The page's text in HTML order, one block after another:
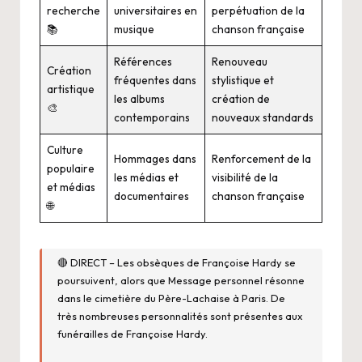
recherche
📚
universitaires en
musique
perpétuation de la
chanson française
Création
artistique
🎨
Références
fréquentes dans
les albums
contemporains
Renouveau
stylistique et
création de
nouveaux standards
Culture
populaire
et médias
🌐
Hommages dans
les médias et
documentaires
Renforcement de la
visibilité de la
chanson française
🔴 DIRECT – Les obsèques de Françoise Hardy se
poursuivent, alors que Message personnel résonne
dans le cimetière du Père-Lachaise à Paris. De
très nombreuses personnalités sont présentes aux
funérailles de Françoise Hardy.